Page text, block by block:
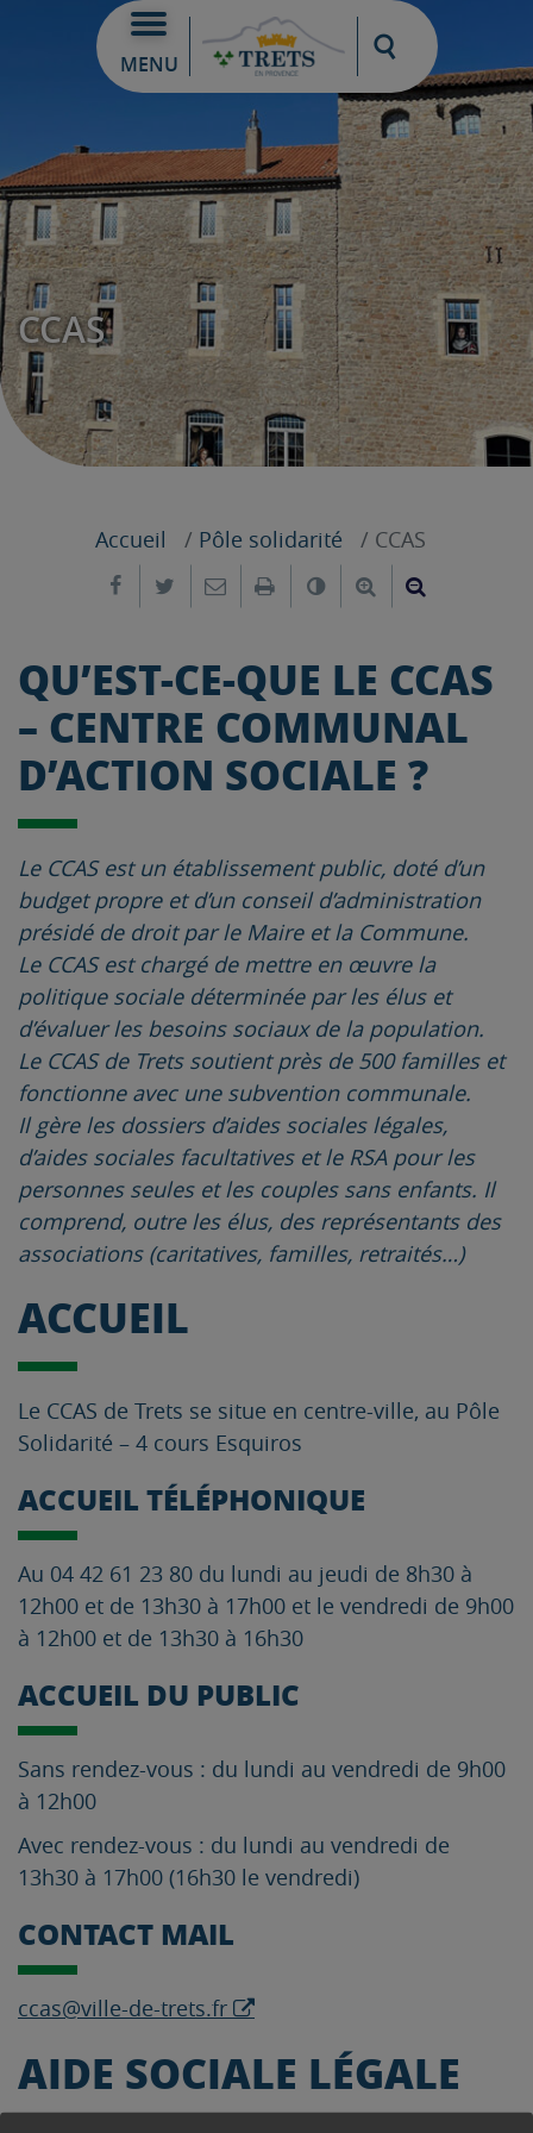
MENU
Moteur de
CCAS
Accueil Pôle solidarité
CCAS
Partager sur Facebook
Partager sur Twitter
Envoyer par e-mail
ImprimerChanger leAgrandir le
QU’EST-CE-QUE LE CCAS
– CENTRE COMMUNAL
D’ACTION SOCIALE ?
Le CCAS est un établissement public, doté d’un
budget propre et d’un conseil d’administration
présidé de droit par le Maire et la Commune.
Le CCAS est chargé de mettre en œuvre la
politique sociale déterminée par les élus et
d’évaluer les besoins sociaux de la population.
Le CCAS de Trets soutient près de 500 familles et
fonctionne avec une subvention communale.
Il gère les dossiers d’aides sociales légales,
d’aides sociales facultatives et le RSA pour les
personnes seules et les couples sans enfants. Il
comprend, outre les élus, des représentants des
associations (caritatives, familles, retraités…)
ACCUEIL
Le CCAS de Trets se situe en centre-ville, au Pôle
Solidarité – 4 cours Esquiros
ACCUEIL TÉLÉPHONIQUE
Au 04 42 61 23 80 du lundi au jeudi de 8h30 à
12h00 et de 13h30 à 17h00 et le vendredi de 9h00
à 12h00 et de 13h30 à 16h30
ACCUEIL DU PUBLIC
Sans rendez-vous : du lundi au vendredi de 9h00
à 12h00
Avec rendez-vous : du lundi au vendredi de
13h30 à 17h00 (16h30 le vendredi)
CONTACT MAIL
ccas@ville-de-trets.fr
AIDE SOCIALE LÉGALE